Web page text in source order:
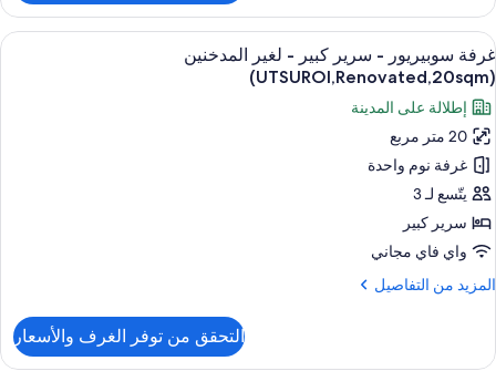
غرفة
عادية
-
سرير
كبير
-
لغير
المدخنين
(UTSUROI,Renovated,
18sqm)
استعراض
جميع
صور
غرفة
سوبيريور
-
سرير
كبير
-
لغير
المدخنين
أغطية فراش متميزة وخزنة داخل الغرفة
5
غرفة سوبيريور - سرير كبير - لغير المدخنين
(UTSUROI,Renovated,20sqm)
إطلالة على المدينة
20 متر مربع
غرفة نوم واحدة
يتّسع لـ 3
سرير كبير
واي فاي مجاني
المزيد من التفاصيل
المزيد
غرفة
التحقق من توفر الغرف والأسعار